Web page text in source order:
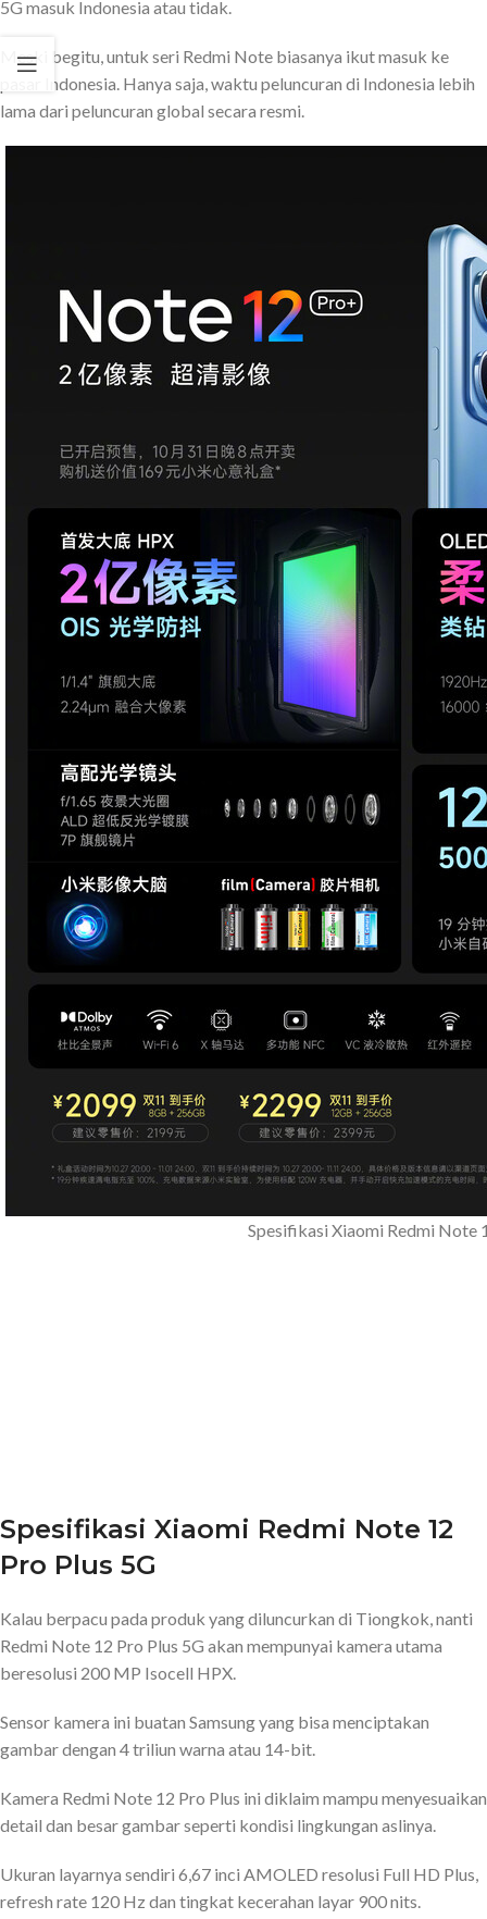
5G masuk Indonesia atau tidak.
Meski begitu, untuk seri Redmi Note biasanya ikut masuk ke
pasar Indonesia. Hanya saja, waktu peluncuran di Indonesia lebih
lama dari peluncuran global secara resmi.
Spesifikasi Xiaomi Redmi Note
Spesifikasi Xiaomi Redmi Note 12
Pro Plus 5G
Kalau berpacu pada produk yang diluncurkan di Tiongkok, nanti
Redmi Note 12 Pro Plus 5G akan mempunyai kamera utama
beresolusi 200 MP Isocell HPX.
Sensor kamera ini buatan Samsung yang bisa menciptakan
gambar dengan 4 triliun warna atau 14-bit.
Kamera Redmi Note 12 Pro Plus ini diklaim mampu menyesuaikan
detail dan besar gambar seperti kondisi lingkungan aslinya.
Ukuran layarnya sendiri 6,67 inci AMOLED resolusi Full HD Plus,
refresh rate 120 Hz dan tingkat kecerahan layar 900 nits.